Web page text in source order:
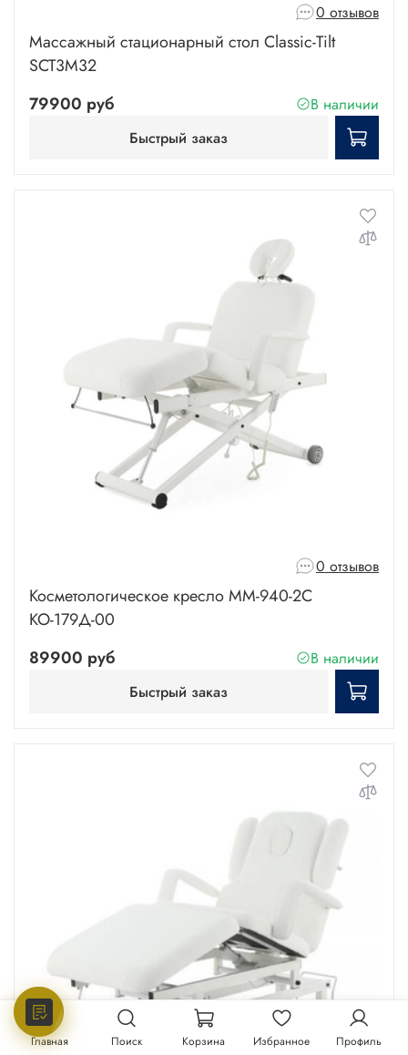
0 отзывов
Массажный стационарный стол Classic-Tilt
SCT3M32
79900 руб
В наличии
Быстрый заказ
0 отзывов
Косметологическое кресло ММ-940-2С
КО-179Д-00
89900 руб
В наличии
Быстрый заказ
Главная Поиск Корзина Избранное Профиль